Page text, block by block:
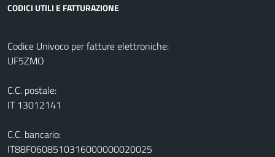
CODICI UTILI E FATTURAZIONE
Codice Univoco per fatture elettroniche:
UF5ZMO
C.C. postale:
IT 13012141
C.C. bancario:
IT88F0608510316000000020025